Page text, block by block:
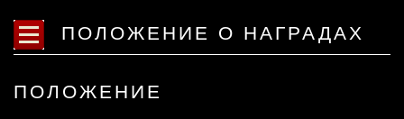
ПОЛОЖЕНИЕ О НАГРАДАХ
ПОЛОЖЕНИЕ